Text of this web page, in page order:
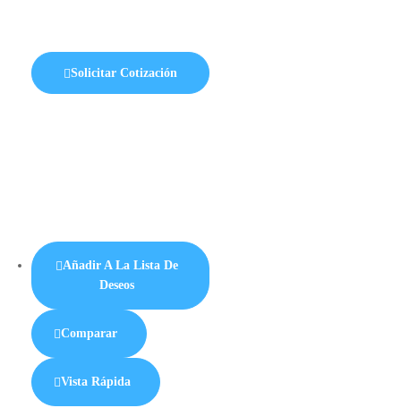
Solicitar Cotización
Añadir A La Lista De
Deseos
Comparar
Vista Rápida